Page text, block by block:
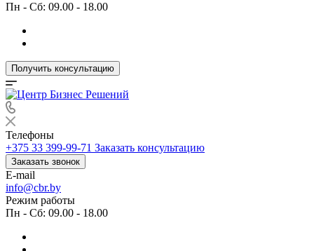
Пн - Сб: 09.00 - 18.00
Получить консультацию
Телефоны
+375 33 399-99-71 Заказать консультацию
Заказать звонок
E-mail
info@cbr.by
Режим работы
Пн - Сб: 09.00 - 18.00